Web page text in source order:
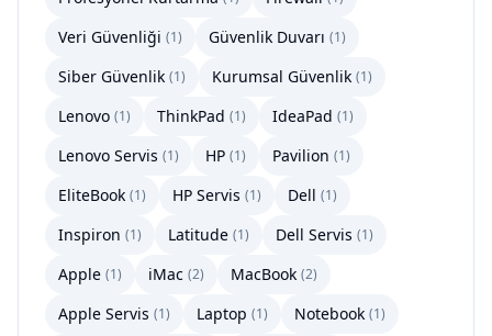
Veri Güvenliği (1) Güvenlik Duvarı (1)
Siber Güvenlik (1) Kurumsal Güvenlik (1)
Lenovo (1) ThinkPad (1) IdeaPad (1)
Lenovo Servis (1) HP (1) Pavilion (1)
EliteBook (1) HP Servis (1) Dell (1)
Inspiron (1) Latitude (1) Dell Servis (1)
Apple (1) iMac (2) MacBook (2)
Apple Servis (1) Laptop (1) Notebook (1)